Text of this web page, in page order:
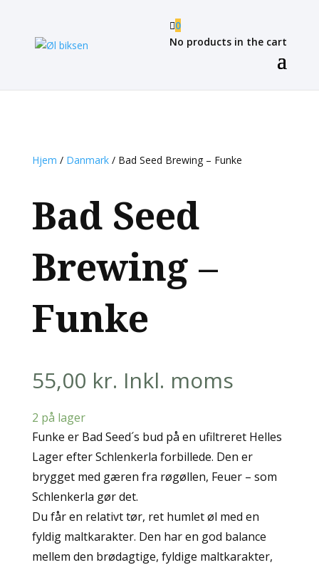
0
No products in the cart
Hjem / Danmark/ Bad Seed Brewing – Funke
Bad Seed
Brewing –
Funke
55,00 kr. Inkl. moms
2 på lager
Funke er Bad Seed´s bud på en ufiltreret Helles
Lager efter Schlenkerla forbillede. Den er
brygget med gæren fra røgøllen, Feuer – som
Schlenkerla gør det.
Du får en relativt tør, ret humlet øl med en
fyldig maltkarakter. Den har en god balance
mellem den brødagtige, fyldige maltkarakter,